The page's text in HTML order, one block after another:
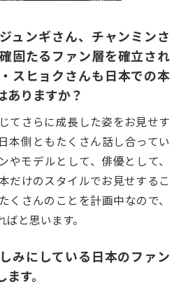
ュンギさん、チャンミンさ
固たるファン層を確立され
スヒョクさんも日本での本
ありますか？
てさらに成長した姿をお見せす
本側ともたくさん話し合ってい
やモデルとして、俳優として、
だけのスタイルでお見せするこ
くさんのことを計画中なので、
と思います。
みにしている日本のファン
す。